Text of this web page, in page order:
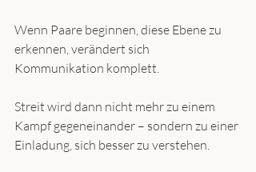
Wenn Paare beginnen, diese Ebene zu
erkennen, verändert sich
Kommunikation komplett.
Streit wird dann nicht mehr zu einem
Kampf gegeneinander – sondern zu einer
Einladung, sich besser zu verstehen.